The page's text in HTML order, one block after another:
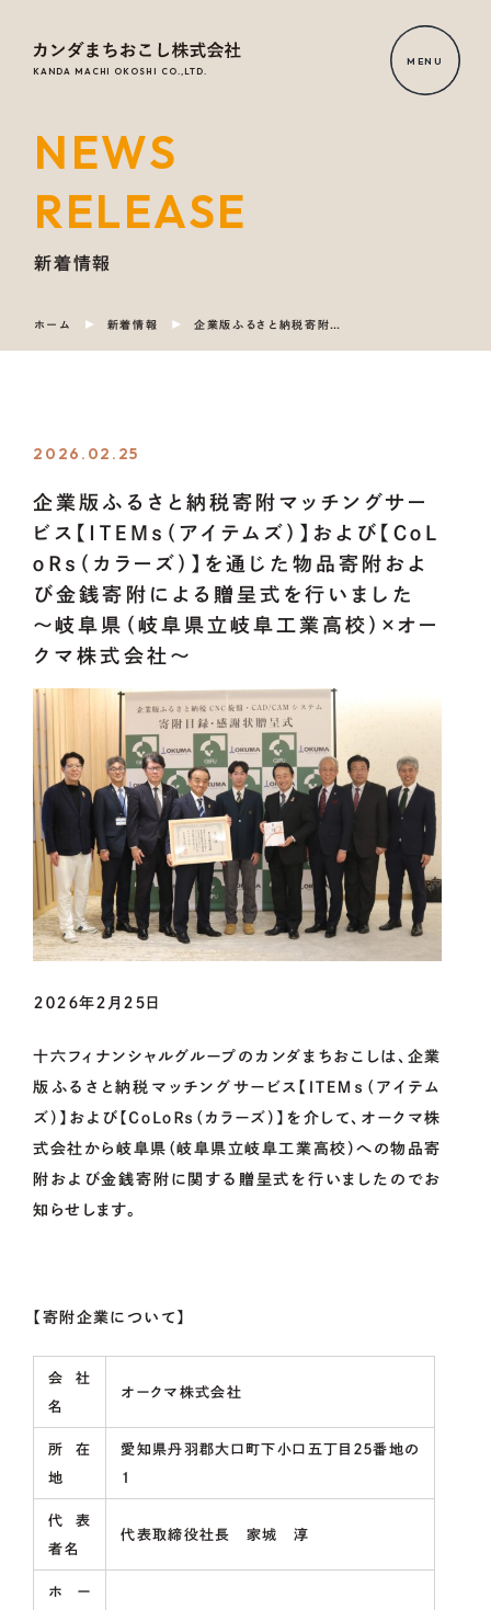
HOME
NEWS
OURSERVICE
COMPANY
OURPROJECT
CoLoRs/ITEMs
01.CoLoRsとは
02.ITEMsとは
03. 寄附企業紹介
04.感謝状贈呈式
05.企業版ふるさと納税の概要
OCOS
FORMUNICIPALITIES
FOR ENTERPRISES
CONTACTUS
MENU
KANDA MACHI OKOSHI CO.,LTD.
NEWS
RELEASE
新着情報
ホーム 新着情報 企業版ふるさと納税寄附マッチングサービス【ＩＴＥＭｓ（アイテムズ）】および【ＣｏＬｏＲｓ（カラーズ）】を通じた物品寄附および金銭寄附による贈呈式を行いました ～岐阜県（岐阜県立岐阜工業高校）×オークマ株式会社～
2026.02.25
企業版ふるさと納税寄附マッチングサー
ビス【ＩＴＥＭｓ（アイテムズ）】および【ＣｏＬ
ｏＲｓ（カラーズ）】を通じた物品寄附およ
び金銭寄附による贈呈式を行いました
～岐阜県（岐阜県立岐阜工業高校）×オー
クマ株式会社～
２０２６年２月２５日
十六フィナンシャルグループのカンダまちおこしは、企業
版ふるさと納税マッチングサービス【ＩＴＥＭｓ（アイテム
ズ）】および【ＣｏＬｏＲｓ（カラーズ）】を介して、オークマ株
式会社から岐阜県（岐阜県立岐阜工業高校）への物品寄
附および金銭寄附に関する贈呈式を行いましたのでお
知らせします。
【寄附企業について】
会社
名
オークマ株式会社
所在
地
愛知県丹羽郡大口町下小口五丁目２５番地の
１
代表
者名
代表取締役社長 家城 淳
ホー